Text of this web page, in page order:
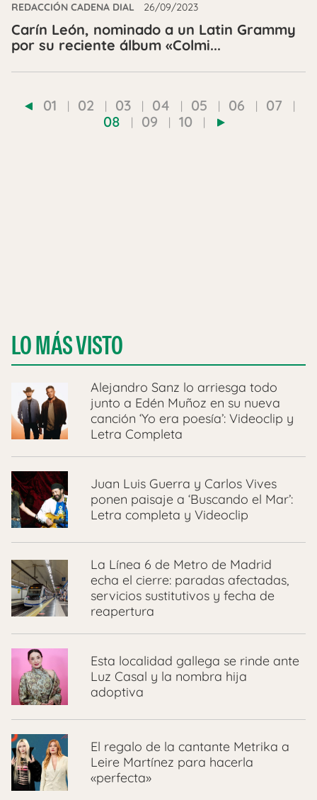
REDACCIÓN CADENA DIAL 26/09/2023
Carín León, nominado a un Latin Grammy
por su reciente álbum «Colmi...
01 02 03 04 05 06
07
08
09 10
LO MÁS VISTO
Alejandro Sanz lo arriesga todo
junto a Edén Muñoz en su nueva
canción ‘Yo era poesía’: Videoclip y
Letra Completa
Juan Luis Guerra y Carlos Vives
ponen paisaje a ‘Buscando el Mar’:
Letra completa y Videoclip
La Línea 6 de Metro de Madrid
echa el cierre: paradas afectadas,
servicios sustitutivos y fecha de
reapertura
Esta localidad gallega se rinde ante
Luz Casal y la nombra hija
adoptiva
El regalo de la cantante Metrika a
Leire Martínez para hacerla
«perfecta»